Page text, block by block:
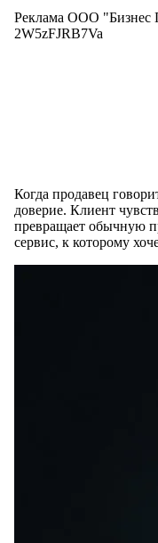
Реклама ООО "Бизнес
2W5zFJRB7Va
Когда продавец
доверие. Клиент
превращает обычную
сервис, к которому